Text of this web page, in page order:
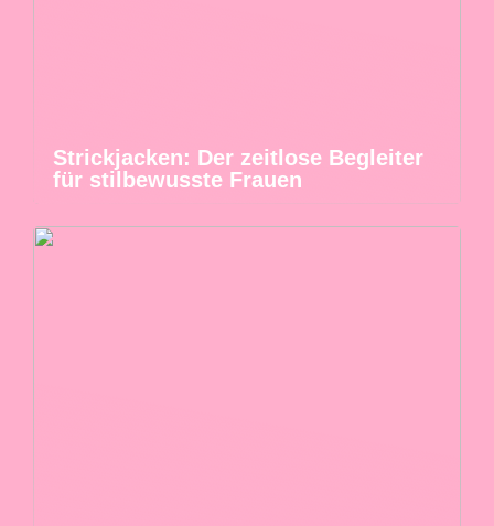
Strickjacken: Der zeitlose Begleiter
für stilbewusste Frauen